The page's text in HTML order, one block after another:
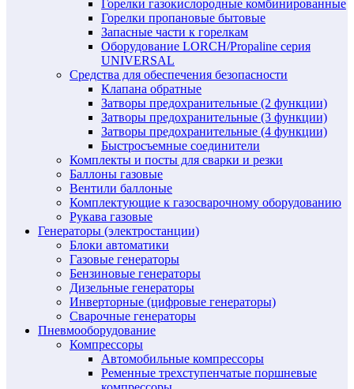
Горелки газокислородные комбинированные
Горелки пропановые бытовые
Запасные части к горелкам
Оборудование LORCH/Propaline серия
UNIVERSAL
Средства для обеспечения безопасности
Клапана обратные
Затворы предохранительные (2 функции)
Затворы предохранительные (3 функции)
Затворы предохранительные (4 функции)
Быстросъемные соединители
Комплекты и посты для сварки и резки
Баллоны газовые
Вентили баллоные
Комплектующие к газосварочному оборудованию
Рукава газовые
Генераторы (электростанции)
Блоки автоматики
Газовые генераторы
Бензиновые генераторы
Дизельные генераторы
Инверторные (цифровые генераторы)
Сварочные генераторы
Пневмооборудование
Компрессоры
Автомобильные компрессоры
Ременные трехступенчатые поршневые